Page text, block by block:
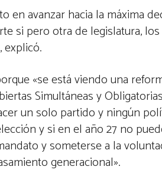
en avanzar hacia la máxima
si pero otra de legislatura, los
explicó.
«se está viendo una
Simultáneas y Obligatorias
un solo partido y ningún
y si en el año 27 no
y someterse a la
generacional».